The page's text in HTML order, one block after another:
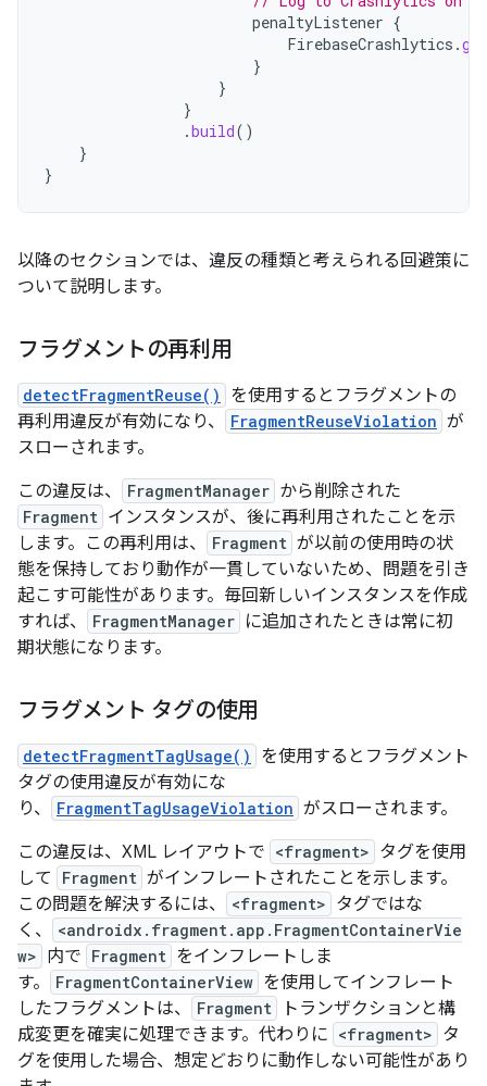
penaltyListener {
FirebaseCrashlytics .
}
}
}
.build()
}
}
以降のセクションでは、違反の種類と考えられる回避策に
ついて説明します。
フラグメントの再利用
detectFragmentReuse()
を使用するとフラグメントの
再利用違反が有効になり、
FragmentReuseViolation が
スローされます。
この違反は、
FragmentManager から削除された
Fragment インスタンスが、後に再利用されたことを示
します。この再利用は、
Fragment が以前の使用時の状
態を保持しており動作が一貫していないため、問題を引き
起こす可能性があります。毎回新しいインスタンスを作成
すれば、
FragmentManager に追加されたときは常に初
期状態になります。
フラグメント タグの使用
detectFragmentTagUsage()
を使用するとフラグメント
タグの使用違反が有効にな
り、
FragmentTagUsageViolation がスローされます。
この違反は、XML レイアウトで <fragment> タグを使用
して
Fragment がインフレートされたことを示します。
この問題を解決するには、
<fragment> タグではな
く、
<androidx.fragment.app.FragmentContainerVie
w> 内で Fragment をインフレートしま
す。
FragmentContainerView を使用してインフレート
したフラグメントは、
Fragment
トランザクションと構
成変更を確実に処理できます。代わりに <fragment> タ
グを使用した場合、想定どおりに動作しない可能性があり